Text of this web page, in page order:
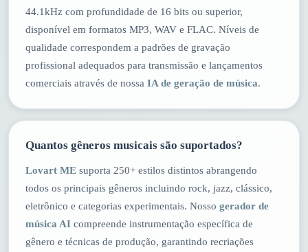
44.1kHz com profundidade de 16 bits ou superior,
disponível em formatos MP3, WAV e FLAC. Níveis de
qualidade correspondem a padrões de gravação
profissional adequados para transmissão e lançamentos
comerciais através de nossa IA de geração de música.
Quantos gêneros musicais são suportados?
Lovart ME suporta 250+ estilos distintos abrangendo
todos os principais gêneros incluindo rock, jazz, clássico,
eletrônico e categorias experimentais. Nosso gerador de
música AI compreende instrumentação específica de
gênero e técnicas de produção, garantindo recriações